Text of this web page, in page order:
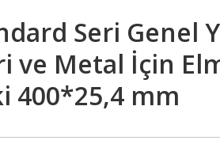
Seri Genel
ve Metal İçin
400*25,4 mm